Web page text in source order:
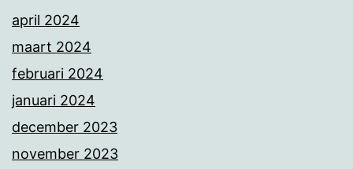
april 2024
maart 2024
februari 2024
januari 2024
december 2023
november 2023